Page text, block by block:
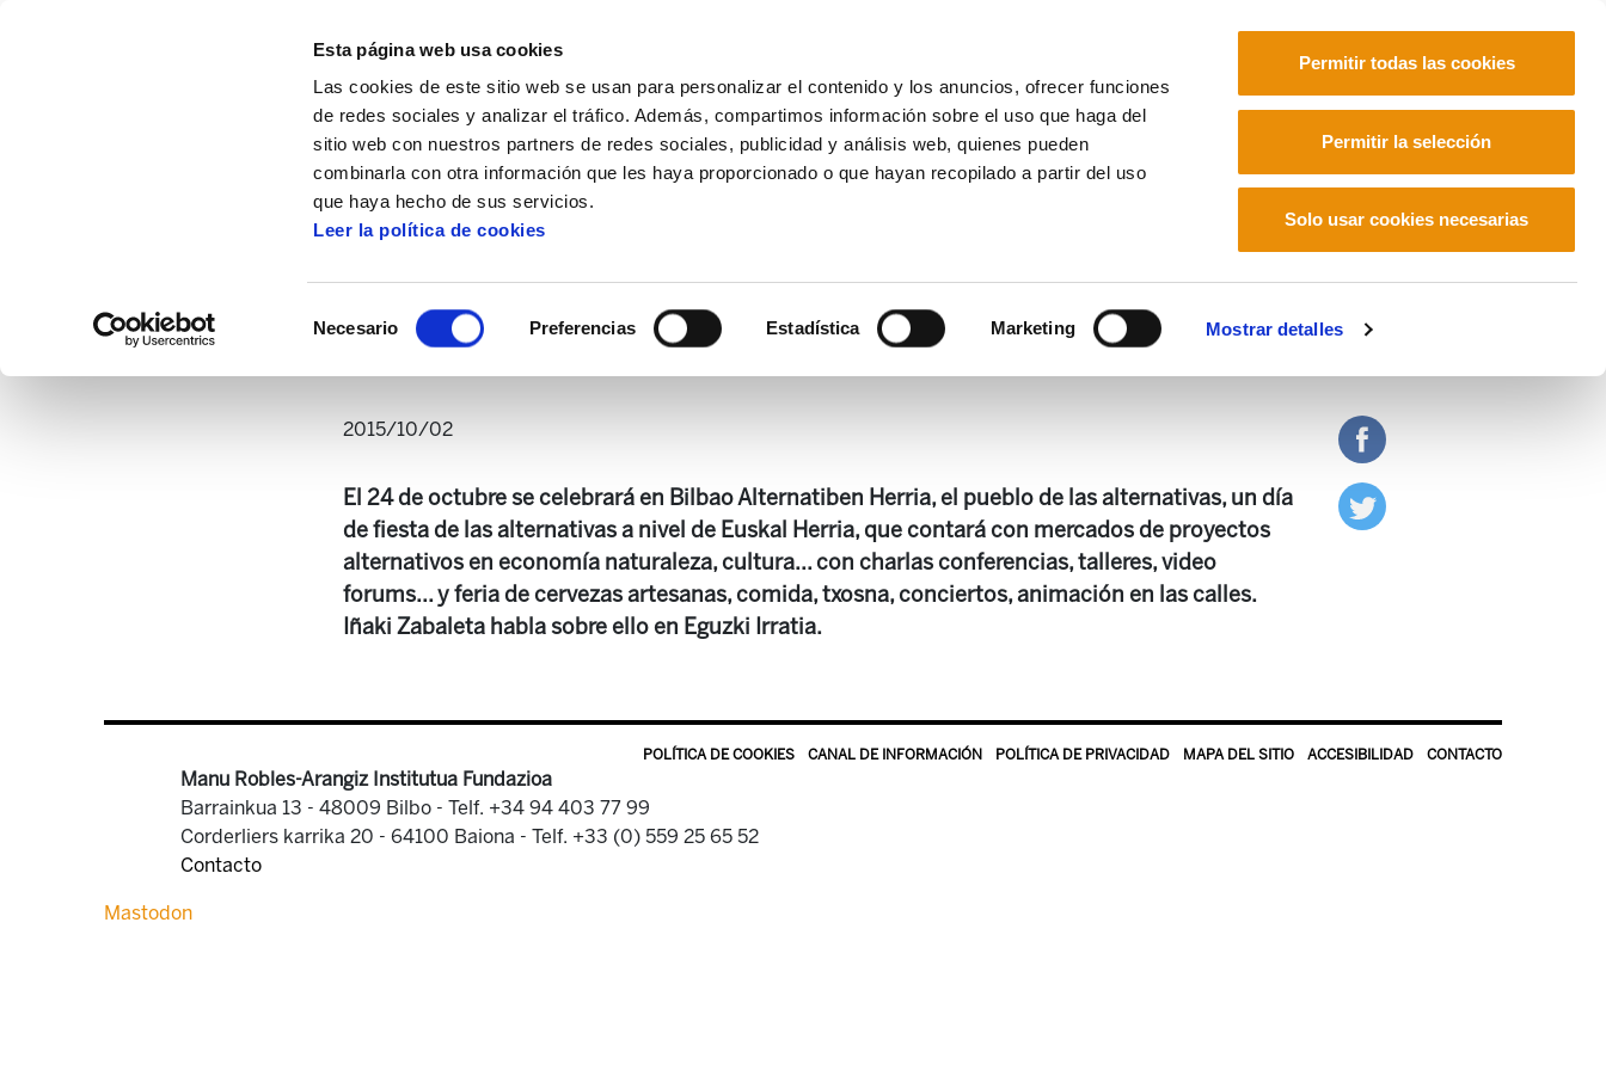
Esta página web usa cookies
Las cookies de este sitio web se usan para personalizar el contenido y los anuncios, ofrecer funciones
de redes sociales y analizar el tráfico. Además, compartimos información sobre el uso que haga del
sitio web con nuestros partners de redes sociales, publicidad y análisis web, quienes pueden
combinarla con otra información que les haya proporcionado o que hayan recopilado a partir del uso
que haya hecho de sus servicios.
Leer la política de cookies
Necesario Preferencias Estadística Marketing Mostrar detalles
Permitir todas las cookies
Permitir la selección
Solo usar cookies necesarias
Audios Iñaki Zabaleta:"Alternatiben Herria será un escaparate festivo de las alternativas"
Iñaki Zabaleta:"Alternatiben Herria será un escaparate festivo de las
alternativas"
2015/10/02
El 24 de octubre se celebrará en Bilbao Alternatiben Herria, el pueblo de las alternativas, un día
de fiesta de las alternativas a nivel de Euskal Herria, que contará con mercados de proyectos
alternativos en economía naturaleza, cultura... con charlas conferencias, talleres, video
forums... y feria de cervezas artesanas, comida, txosna, conciertos, animación en las calles.
Iñaki Zabaleta habla sobre ello en Eguzki Irratia.
POLÍTICA DE COOKIES CANAL DE INFORMACIÓN POLÍTICA DE PRIVACIDAD MAPA DEL SITIO ACCESIBILIDAD CONTACTO
Manu Robles-Arangiz Institutua Fundazioa
Barrainkua 13 - 48009 Bilbo - Telf. +34 94 403 77 99
Corderliers karrika 20 - 64100 Baiona - Telf. +33 (0) 559 25 65 52
Contacto
Mastodon